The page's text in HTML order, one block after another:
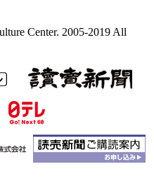
Center. 2005-2019 All